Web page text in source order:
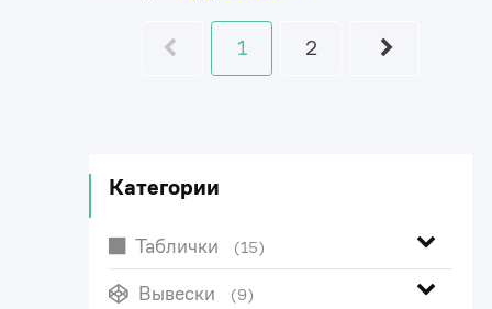
1 2
Категории
Таблички (15)
Вывески (9)